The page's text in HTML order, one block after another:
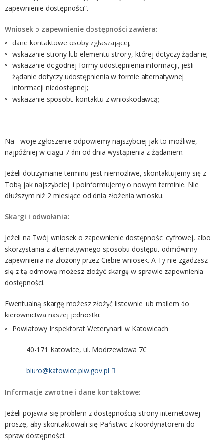
zapewnienie dostępności”.
Wniosek o zapewnienie dostępności zawiera:
dane kontaktowe osoby zgłaszającej;
wskazanie strony lub elementu strony, której dotyczy żądanie;
wskazanie dogodnej formy udostępnienia informacji, jeśli
żądanie dotyczy udostępnienia w formie alternatywnej
informacji niedostępnej;
wskazanie sposobu kontaktu z wnioskodawcą;
Na Twoje zgłoszenie odpowiemy najszybciej jak to możliwe,
najpóźniej w ciągu 7 dni od dnia wystąpienia z żądaniem.
Jeżeli dotrzymanie terminu jest niemożliwe, skontaktujemy się z
Tobą jak najszybciej i poinformujemy o nowym terminie. Nie
dłuższym niż 2 miesiące od dnia złożenia wniosku.
Skargi i odwołania:
Jeżeli na Twój wniosek o zapewnienie dostępności cyfrowej, albo
skorzystania z alternatywnego sposobu dostępu, odmówimy
zapewnienia na złożony przez Ciebie wniosek. A Ty nie zgadzasz
się z tą odmową możesz złożyć skargę w sprawie zapewnienia
dostępności.
Ewentualną skargę możesz złożyć listownie lub mailem do
kierownictwa naszej jednostki:
Powiatowy Inspektorat Weterynarii w Katowicach
40-171 Katowice, ul. Modrzewiowa 7C
biuro@katowice.piw.gov.pl
Informacje zwrotne i dane kontaktowe:
Jeżeli pojawia się problem z dostępnością strony internetowej
proszę, aby skontaktowali się Państwo z koordynatorem do
spraw dostępności: